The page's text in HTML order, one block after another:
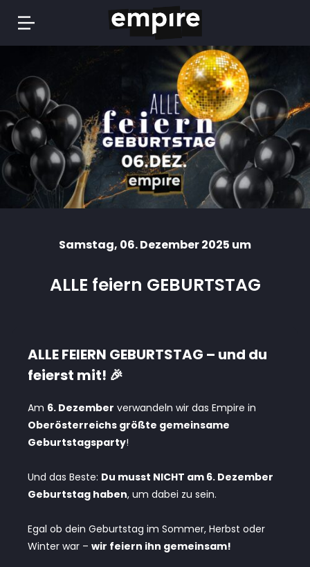
Inhalt
Samstag, 06. Dezember 2025 um
ALLE feiern GEBURTSTAG
ALLE FEIERN GEBURTSTAG – und du
feierst mit! 🎉
Am 6. Dezember verwandeln wir das Empire in
Oberösterreichs größte gemeinsame
Geburtstagsparty!
Und das Beste: Du musst NICHT am 6. Dezember
Geburtstag haben, um dabei zu sein.
Egal ob dein Geburtstag im Sommer, Herbst oder
Winter war – wir feiern ihn gemeinsam!